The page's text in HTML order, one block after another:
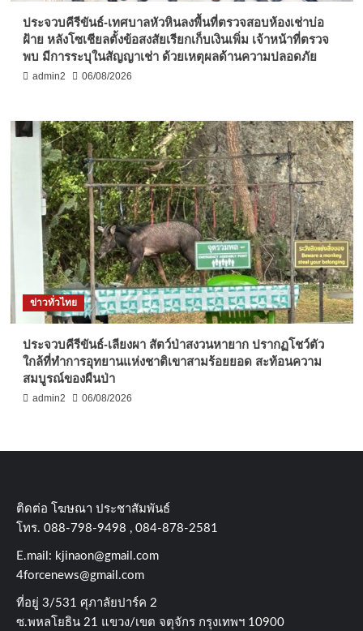
ประจวบคีรีขันธ์-เทศบาลหัวหินลงพื้นที่ตรวจสอบห้องเช่าบ่อ
ฝ้าย หลังโซเชียลตั้งข้อสงสัยเรียกเก็บเงินเพิ่ม เจ้าหน้าที่ตรวจ
พบ มีการระบุในสัญญาเช่า ด้วยเหตุผลด้านความปลอดภัย
admin2 06/08/2026
ข่าวทั่วไทย
ประจวบคีรีขันธ์-เลียงผา สัตว์ป่าสงวนหายาก ปรากฏโชว์ตัว
ใกล้ที่ทำการอุทยานแห่งชาติเขาสามร้อยยอด สะท้อนความ
สมบูรณ์ของผืนป่า
admin2 06/08/2026
ติดต่อ​ โฆษณา​ ประชาสัมพันธ์
โทร​. 088-798-9498 , 084-878-2581
E.mail: kjinaon@gmail.com
4forcenews@gmail.com
ที่อยู่​ 3/531​ ศุภาลัยปาร์ค​ 2
ซ.พหลโยธิน​ 21​ แขวง/เขต​ จตุจักร​ กรุงเทพฯ 10900